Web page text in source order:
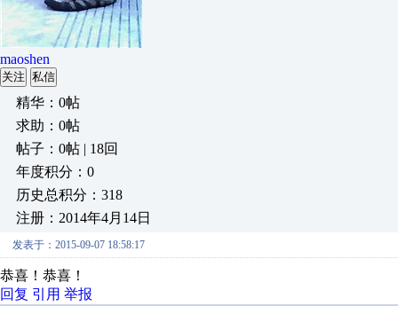
maoshen
关注 私信
精华：0帖
求助：0帖
帖子：0帖 | 18回
年度积分：0
历史总积分：318
注册：2014年4月14日
发表于：2015-09-07 18:58:17
恭喜！恭喜！
回复 引用 举报